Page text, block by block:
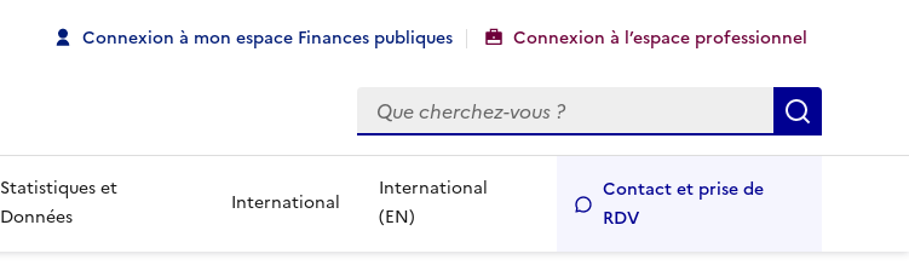
Connexion à mon espace Finances publiques Connexion à l’espace professionnel
Rechercher
Statistiques et
Données
International
International
(EN)
Contact et prise de
RDV